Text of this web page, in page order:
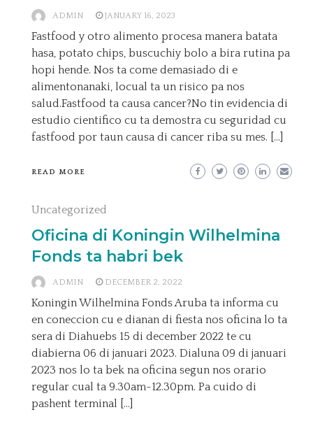
ADMIN JANUARY 16, 2023
Fastfood y otro alimento procesa manera batata
hasa, potato chips, buscuchiy bolo a bira rutina pa
hopi hende. Nos ta come demasiado di e
alimentonanaki, locual ta un risico pa nos
salud.Fastfood ta causa cancer?No tin evidencia di
estudio cientifico cu ta demostra cu seguridad cu
fastfood por taun causa di cancer riba su mes. […]
READ MORE
Uncategorized
Oficina di Koningin Wilhelmina
Fonds ta habri bek
ADMIN DECEMBER 2, 2022
Koningin Wilhelmina Fonds Aruba ta informa cu
en coneccion cu e dianan di fiesta nos oficina lo ta
sera di Diahuebs 15 di december 2022 te cu
diabierna 06 di januari 2023. Dialuna 09 di januari
2023 nos lo ta bek na oficina segun nos orario
regular cual ta 9.30am-12.30pm. Pa cuido di
pashent terminal […]